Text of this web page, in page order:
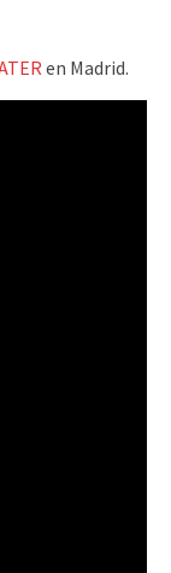
en Madrid.